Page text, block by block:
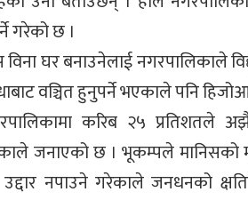
गरेको छ ।
घर बनाउनेलाई नगरपालिकाले
वञ्चित हुनुपर्ने भएकाले पनि
करिब २५ प्रतिशतले
जनाएको छ । भूकम्पले मानिसको
नपाउने गरेकाले जनधनको